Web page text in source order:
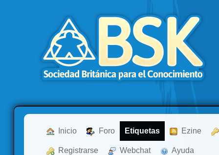
Inicio Foro Etiquetas Ezine
Registrarse Webchat Ayuda